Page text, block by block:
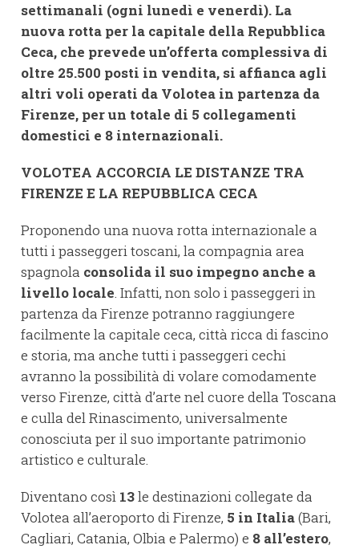
settimanali (ogni lunedì e venerdì). La
nuova rotta per la capitale della Repubblica
Ceca, che prevede un’offerta complessiva di
oltre 25.500 posti in vendita, si affianca agli
altri voli operati da Volotea in partenza da
Firenze, per un totale di 5 collegamenti
domestici e 8 internazionali.
VOLOTEA ACCORCIA LE DISTANZE TRA
FIRENZE E LA REPUBBLICA CECA
Proponendo una nuova rotta internazionale a
tutti i passeggeri toscani, la compagnia area
spagnola consolida il suo impegno anche a
livello locale. Infatti, non solo i passeggeri in
partenza da Firenze potranno raggiungere
facilmente la capitale ceca, città ricca di fascino
e storia, ma anche tutti i passeggeri cechi
avranno la possibilità di volare comodamente
verso Firenze, città d’arte nel cuore della Toscana
e culla del Rinascimento, universalmente
conosciuta per il suo importante patrimonio
artistico e culturale.
Diventano così 13le destinazioni collegate da
Volotea all’aeroporto di Firenze, 5 in Italia(Bari,
Cagliari, Catania, Olbia e Palermo) e 8 all’estero,